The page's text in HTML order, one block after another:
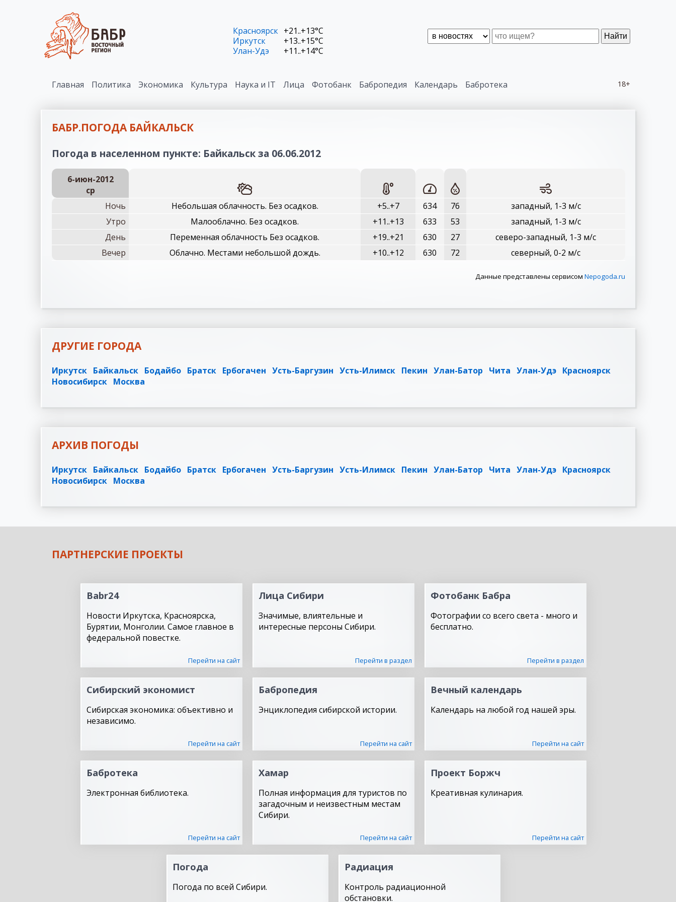
Найти
Красноярск +21..+13°C
Иркутск
+13..+15°C
Улан-Удэ
+11..+14°C
18+
Главная Политика Экономика Культура Наука и IT Лица Фотобанк Бабропедия Календарь Бабротека
БАБР.ПОГОДА БАЙКАЛЬСК
Погода в населенном пункте: Байкальск за 06.06.2012
6-июн-2012
ср
Ночь
Небольшая облачность. Без осадков. +5..+7 634 76
западный, 1-3 м/с
Утро
Малооблачно. Без осадков. +11..+13 633 53
западный, 1-3 м/с
День
Переменная облачность Без осадков. +19..+21 630 27
северо-западный, 1-3 м/с
Вечер
Облачно. Местами небольшой дождь. +10..+12 630 72 северный, 0-2 м/с
Данные представлены сервисом Nepogoda.ru
ДРУГИЕ ГОРОДА
Иркутск Байкальск Бодайбо Братск Ербогачен Усть-Баргузин Усть-Илимск Пекин Улан-Батор Чита Улан-Удэ Красноярск
Новосибирск Москва
АРХИВ ПОГОДЫ
Иркутск Байкальск Бодайбо Братск Ербогачен Усть-Баргузин Усть-Илимск Пекин Улан-Батор Чита Улан-Удэ Красноярск
Новосибирск Москва
ПАРТНЕРСКИЕ ПРОЕКТЫ
Babr24
Новости Иркутска, Красноярска,
Бурятии, Монголии. Самое главное в
федеральной повестке.
Перейти на сайт
Лица Сибири
Значимые, влиятельные и
интересные персоны Сибири.
Перейти в раздел
Фотобанк Бабра
Фотографии со всего света - много и
бесплатно.
Перейти в раздел
Сибирский экономист
Сибирская экономика: объективно и
независимо.
Перейти на сайт
Бабропедия
Энциклопедия сибирской истории.
Перейти на сайт
Вечный календарь
Календарь на любой год нашей эры.
Перейти на сайт
Бабротека
Электронная библиотека.
Перейти на сайт
Хамар
Полная информация для туристов по
загадочным и неизвестным местам
Сибири.
Перейти на сайт
Проект Боржч
Креативная кулинария.
Перейти на сайт
Погода
Погода по всей Сибири.
Радиация
Контроль радиационной
обстановки.